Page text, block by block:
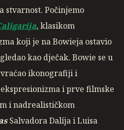
stvarnost. Počinjemo
, klasikom
koji je na Bowieja ostavio
kao dječak. Bowie se u
ikonografiji i
i prve filmske
i nadrealističkom
Salvadora Dalíja i Luisa